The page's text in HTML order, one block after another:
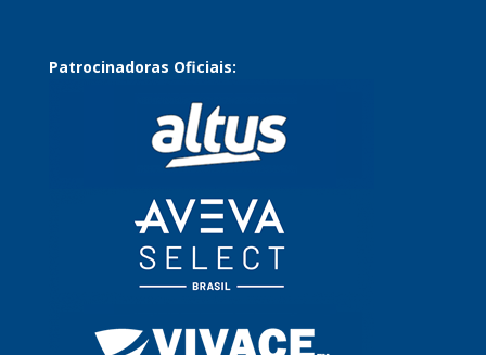
Patrocinadoras Oficiais: